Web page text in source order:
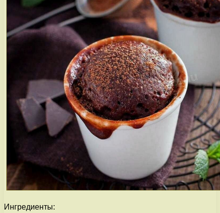
Ингредиенты: